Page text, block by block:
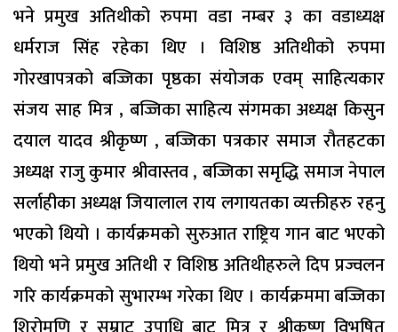
भने प्रमुख अतिथीको रुपमा वडा नम्बर ३ का वडाध्यक्ष
धर्मराज सिंह रहेका थिए । विशिष्ठ अतिथीको रुपमा
गोरखापत्रको बज्जिका पृष्ठका संयोजक एवम् साहित्यकार
संजय साह मित्र , बज्जिका साहित्य संगमका अध्यक्ष किसुन
दयाल यादव श्रीकृष्ण , बज्जिका पत्रकार समाज रौतहटका
अध्यक्ष राजु कुमार श्रीवास्तव , बज्जिका समृद्धि समाज नेपाल
सर्लाहीका अध्यक्ष जियालाल राय लगायतका व्यक्तीहरु रहनु
भएको थियो । कार्यक्रमको सुरुआत राष्ट्रिय गान बाट भएको
थियो भने प्रमुख अतिथी र विशिष्ठ अतिथीहरुले दिप प्रज्वलन
गरि कार्यक्रमको सुभारम्भ गरेका थिए । कार्यक्रममा बज्जिका